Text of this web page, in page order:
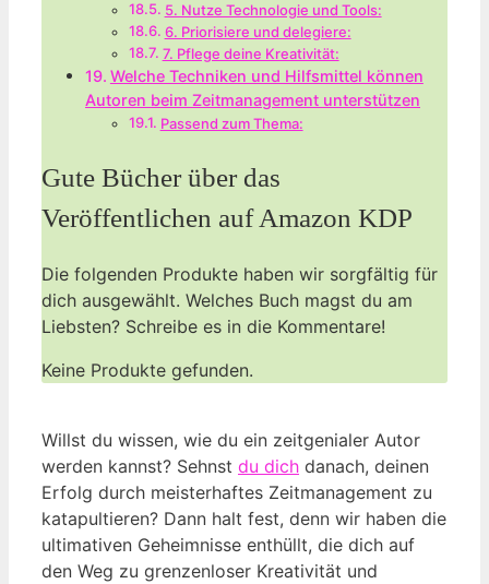
5. Nutze Technologie und Tools:
6. Priorisiere und delegiere:
7. Pflege deine Kreativität:
Welche Techniken und Hilfsmittel können
Autoren⁣ beim Zeitmanagement unterstützen
Passend zum Thema:
Gute Bücher über das
Veröffentlichen auf Amazon KDP
Die folgenden Produkte haben wir sorgfältig für
dich ausgewählt. Welches Buch magst du am
Liebsten? Schreibe es in die Kommentare!
Keine Produkte gefunden.
Willst du wissen, wie du ein zeitgenialer Autor
werden kannst? Sehnst du dich danach, deinen
Erfolg durch meisterhaftes Zeitmanagement zu
katapultieren? Dann halt fest, denn wir haben die
ultimativen Geheimnisse enthüllt, die dich auf
den Weg zu grenzenloser Kreativität und